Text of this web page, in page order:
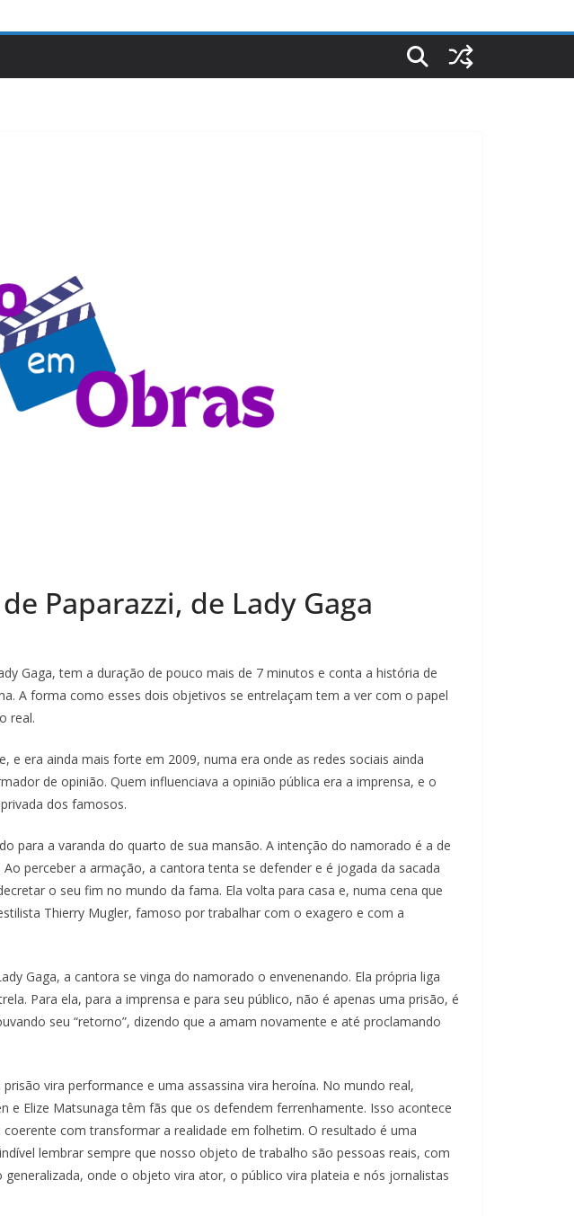
Paparazzi, de Lady Gaga
Gaga, tem a duração de pouco mais de 7 minutos e conta a história de
A forma como esses dois objetivos se entrelaçam tem a ver com o papel
real.
era ainda mais forte em 2009, numa era onde as redes sociais ainda
de opinião. Quem influenciava a opinião pública era a imprensa, e o
dos famosos.
para a varanda do quarto de sua mansão. A intenção do namorado é a de
perceber a armação, a cantora tenta se defender e é jogada da sacada
o seu fim no mundo da fama. Ela volta para casa e, numa cena que
Thierry Mugler, famoso por trabalhar com o exagero e com a
Gaga, a cantora se vinga do namorado o envenenando. Ela própria liga
Para ela, para a imprensa e para seu público, não é apenas uma prisão, é
seu “retorno”, dizendo que a amam novamente e até proclamando
vira performance e uma assassina vira heroína. No mundo real,
Elize Matsunaga têm fãs que os defendem ferrenhamente. Isso acontece
com transformar a realidade em folhetim. O resultado é uma
lembrar sempre que nosso objeto de trabalho são pessoas reais, com
onde o objeto vira ator, o público vira plateia e nós jornalistas